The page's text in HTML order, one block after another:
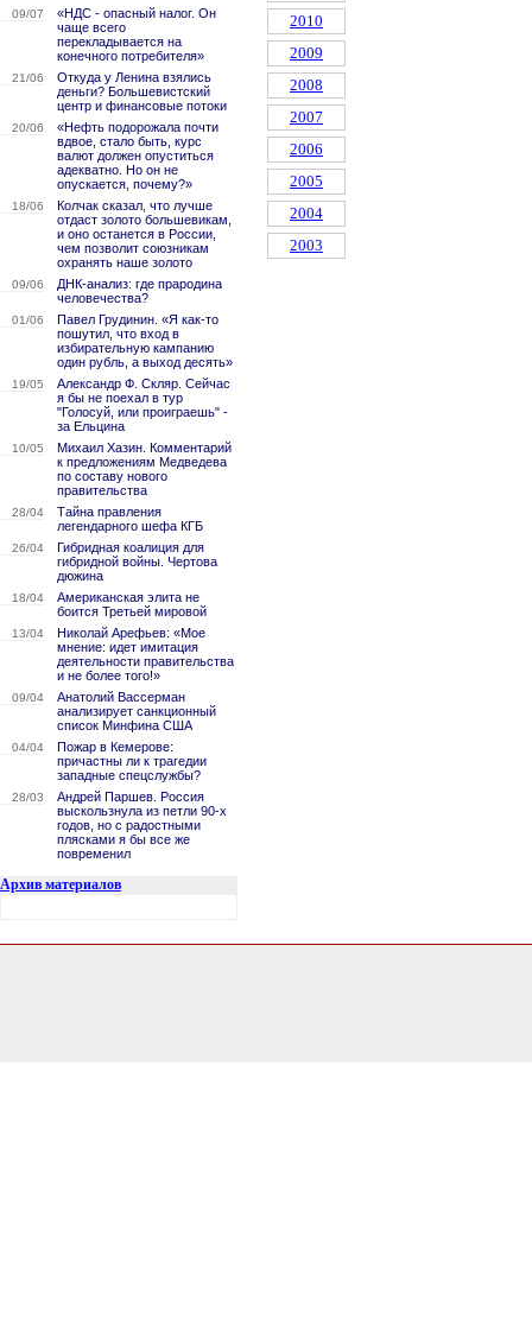
09/07
«НДС - опасный налог. Он
чаще всего
перекладывается на
конечного потребителя»
21/06
Откуда у Ленина взялись
деньги? Большевистский
центр и финансовые потоки
20/06
«Нефть подорожала почти
вдвое, стало быть, курс
валют должен опуститься
адекватно. Но он не
опускается, почему?»
18/06
Колчак сказал, что лучше
отдаст золото большевикам,
и оно останется в России,
чем позволит союзникам
охранять наше золото
09/06
ДНК-анализ: где прародина
человечества?
01/06
Павел Грудинин. «Я как-то
пошутил, что вход в
избирательную кампанию
один рубль, а выход десять»
19/05
Александр Ф. Скляр. Сейчас
я бы не поехал в тур
"Голосуй, или проиграешь" -
за Ельцина
10/05
Михаил Хазин. Комментарий
к предложениям Медведева
по составу нового
правительства
28/04
Тайна правления
легендарного шефа КГБ
26/04
Гибридная коалиция для
гибридной войны. Чертова
дюжина
18/04
Американская элита не
боится Третьей мировой
13/04
Николай Арефьев: «Мое
мнение: идет имитация
деятельности правительства
и не более того!»
09/04
Анатолий Вассерман
анализирует санкционный
список Минфина США
04/04
Пожар в Кемерове:
причастны ли к трагедии
западные спецслужбы?
28/03
Андрей Паршев. Россия
выскользнула из петли 90-х
годов, но с радостными
плясками я бы все же
повременил
Архив материалов
2010
2009
2008
2007
2006
2005
2004
2003